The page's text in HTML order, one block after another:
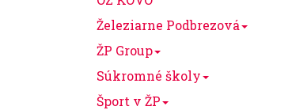
Železiarne Podbrezová
ŽP Group
Súkromné školy
Šport v ŽP